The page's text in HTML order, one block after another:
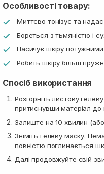
Особливості товару:
Миттєво тонізує та надає
Бореться з тьмяністю і
Насичує шкіру
Робить шкіру більш
Спосіб використання
Розгорніть листову
притиснувши матеріал до
Залиште на 10 хвилин
Зніміть гелеву маску.
повністю поглинається
Далі продовжуйте свій